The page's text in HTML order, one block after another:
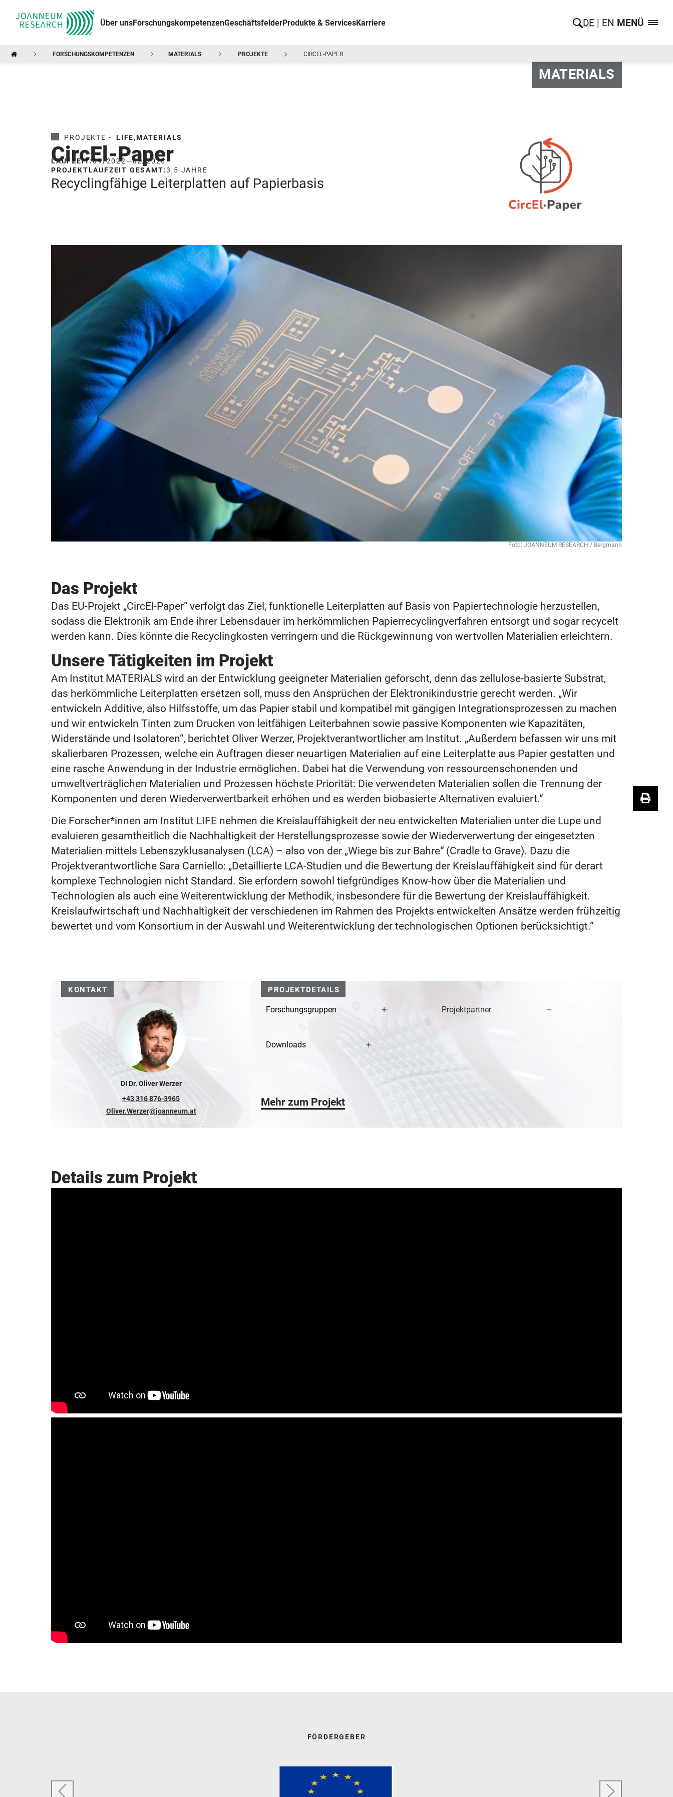
Über unsForschungskompetenzenGeschäftsfelderProdukte & ServicesKarriere DE EN MENÜ
FORSCHUNGSKOMPETENZEN MATERIALS PROJEKTE CIRCEL-PAPER
MATERIALS
PROJEKTE - LIFE,MATERIALS
CircEl-Paper
LAUFZEIT:09/2022 —02/2026
PROJEKTLAUFZEIT GESAMT:3,5 JAHRE
Recyclingfähige Leiterplatten auf Papierbasis
Foto: JOANNEUM RESEARCH / Bergmann
Das Projekt
Das EU-Projekt „CircEl-Paper“ verfolgt das Ziel, funktionelle Leiterplatten auf Basis von Papiertechnologie herzustellen,
sodass die Elektronik am Ende ihrer Lebensdauer im herkömmlichen Papierrecyclingverfahren entsorgt und sogar recycelt
werden kann. Dies könnte die Recyclingkosten verringern und die Rückgewinnung von wertvollen Materialien erleichtern.
Unsere Tätigkeiten im Projekt
Am Institut MATERIALS wird an der Entwicklung geeigneter Materialien geforscht, denn das zellulose-basierte Substrat,
das herkömmliche Leiterplatten ersetzen soll, muss den Ansprüchen der Elektronikindustrie gerecht werden. „Wir
entwickeln Additive, also Hilfsstoffe, um das Papier stabil und kompatibel mit gängigen Integrationsprozessen zu machen
und wir entwickeln Tinten zum Drucken von leitfähigen Leiterbahnen sowie passive Komponenten wie Kapazitäten,
Widerstände und Isolatoren“, berichtet Oliver Werzer, Projektverantwortlicher am Institut. „Außerdem befassen wir uns mit
skalierbaren Prozessen, welche ein Auftragen dieser neuartigen Materialien auf eine Leiterplatte aus Papier gestatten und
eine rasche Anwendung in der Industrie ermöglichen. Dabei hat die Verwendung von ressourcenschonenden und
umweltverträglichen Materialien und Prozessen höchste Priorität: Die verwendeten Materialien sollen die Trennung der
Komponenten und deren Wiederverwertbarkeit erhöhen und es werden biobasierte Alternativen evaluiert.“
Die Forscher*innen am Institut LIFE nehmen die Kreislauffähigkeit der neu entwickelten Materialien unter die Lupe und
evaluieren gesamtheitlich die Nachhaltigkeit der Herstellungsprozesse sowie der Wiederverwertung der eingesetzten
Materialien mittels Lebenszyklusanalysen (LCA) – also von der „Wiege bis zur Bahre“ (Cradle to Grave). Dazu die
Projektverantwortliche Sara Carniello: „Detaillierte LCA-Studien und die Bewertung der Kreislauffähigkeit sind für derart
komplexe Technologien nicht Standard. Sie erfordern sowohl tiefgründiges Know-how über die Materialien und
Technologien als auch eine Weiterentwicklung der Methodik, insbesondere für die Bewertung der Kreislauffähigkeit.
Kreislaufwirtschaft und Nachhaltigkeit der verschiedenen im Rahmen des Projekts entwickelten Ansätze werden frühzeitig
bewertet und vom Konsortium in der Auswahl und Weiterentwicklung der technologischen Optionen berücksichtigt.“
KONTAKT
DI Dr. Oliver Werzer
+43 316 876-3965
Oliver.Werzer@joanneum.at
PROJEKTDETAILS
Forschungsgruppen
Downloads
Projektpartner
Mehr zum Projekt
Details zum Projekt
FÖRDERGEBER